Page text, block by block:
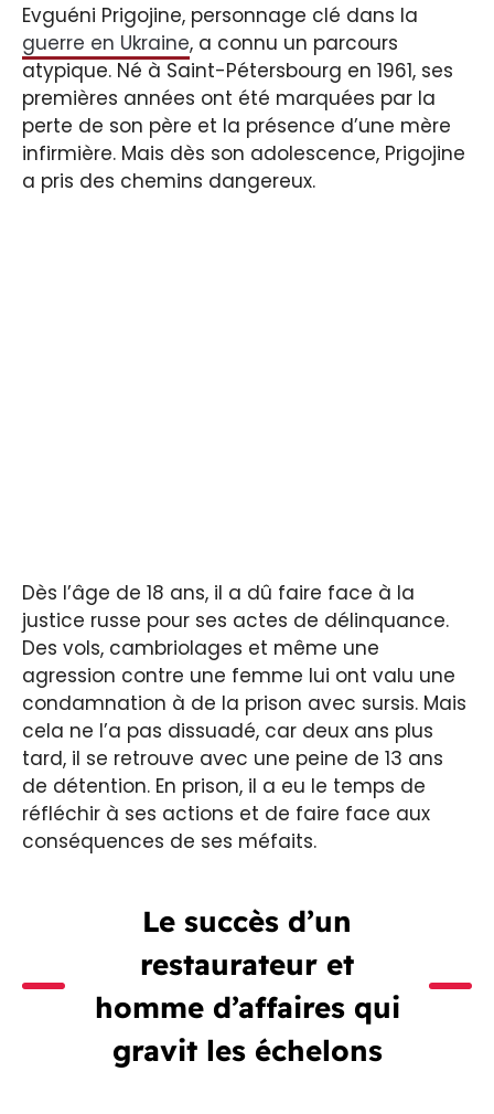
Evguéni Prigojine, personnage clé dans la
guerre en Ukraine, a connu un parcours
atypique. Né à Saint-Pétersbourg en 1961, ses
premières années ont été marquées par la
perte de son père et la présence d’une mère
infirmière. Mais dès son adolescence, Prigojine
a pris des chemins dangereux.
Dès l’âge de 18 ans, il a dû faire face à la
justice russe pour ses actes de délinquance.
Des vols, cambriolages et même une
agression contre une femme lui ont valu une
condamnation à de la prison avec sursis. Mais
cela ne l’a pas dissuadé, car deux ans plus
tard, il se retrouve avec une peine de 13 ans
de détention. En prison, il a eu le temps de
réfléchir à ses actions et de faire face aux
conséquences de ses méfaits.
Le succès d’un
restaurateur et
homme d’affaires qui
gravit les échelons